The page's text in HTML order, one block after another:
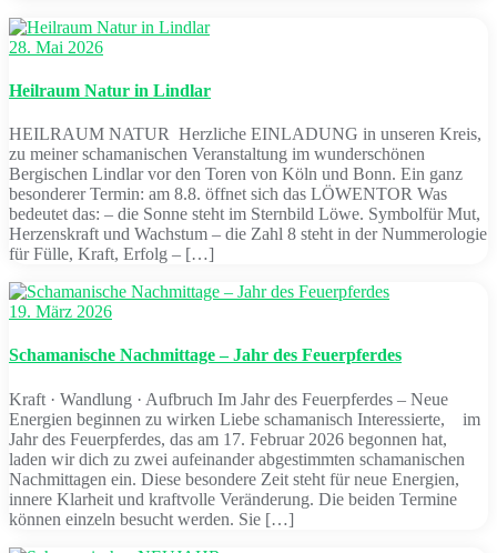
28. Mai 2026
Heilraum Natur in Lindlar
HEILRAUM NATUR Herzliche EINLADUNG in unseren Kreis,
zu meiner schamanischen Veranstaltung im wunderschönen
Bergischen Lindlar vor den Toren von Köln und Bonn. Ein ganz
besonderer Termin: am 8.8. öffnet sich das LÖWENTOR Was
bedeutet das: – die Sonne steht im Sternbild Löwe. Symbolfür Mut,
Herzenskraft und Wachstum – die Zahl 8 steht in der Nummerologie
für Fülle, Kraft, Erfolg – […]
19. März 2026
Schamanische Nachmittage – Jahr des Feuerpferdes
Kraft · Wandlung · Aufbruch Im Jahr des Feuerpferdes – Neue
Energien beginnen zu wirken Liebe schamanisch Interessierte, im
Jahr des Feuerpferdes, das am 17. Februar 2026 begonnen hat,
laden wir dich zu zwei aufeinander abgestimmten schamanischen
Nachmittagen ein. Diese besondere Zeit steht für neue Energien,
innere Klarheit und kraftvolle Veränderung. Die beiden Termine
können einzeln besucht werden. Sie […]